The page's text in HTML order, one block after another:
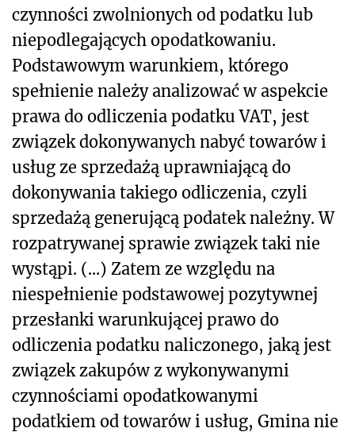
czynności zwolnionych od podatku lub
niepodlegających opodatkowaniu.
Podstawowym warunkiem, którego
spełnienie należy analizować w aspekcie
prawa do odliczenia podatku VAT, jest
związek dokonywanych nabyć towarów i
usług ze sprzedażą uprawniającą do
dokonywania takiego odliczenia, czyli
sprzedażą generującą podatek należny. W
rozpatrywanej sprawie związek taki nie
wystąpi. (...) Zatem ze względu na
niespełnienie podstawowej pozytywnej
przesłanki warunkującej prawo do
odliczenia podatku naliczonego, jaką jest
związek zakupów z wykonywanymi
czynnościami opodatkowanymi
podatkiem od towarów i usług, Gmina nie